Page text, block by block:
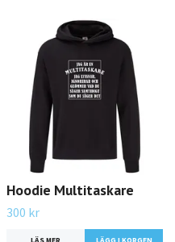
Hoodie Multitaskare
300 kr